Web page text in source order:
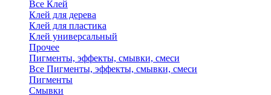
Все Клей
Клей для дерева
Клей для пластика
Клей универсальный
Прочее
Пигменты, эффекты, смывки, смеси
Все Пигменты, эффекты, смывки, смеси
Пигменты
Смывки